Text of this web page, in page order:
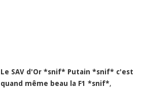
Le SAV d'Or *snif* Putain *snif* c'est
quand même beau la F1 *snif*,